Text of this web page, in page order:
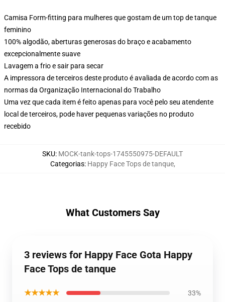
Camisa Form-fitting para mulheres que gostam de um top de tanque
feminino
100% algodão, aberturas generosas do braço e acabamento
excepcionalmente suave
Lavagem a frio e sair para secar
A impressora de terceiros deste produto é avaliada de acordo com as
normas da Organização Internacional do Trabalho
Uma vez que cada item é feito apenas para você pelo seu atendente
local de terceiros, pode haver pequenas variações no produto
recebido
SKU: MOCK-tank-tops-1745550975-DEFAULT
Categorias: Happy Face Tops de tanque,
What Customers Say
3 reviews for Happy Face Gota Happy
Face Tops de tanque
★★★★★ 33%